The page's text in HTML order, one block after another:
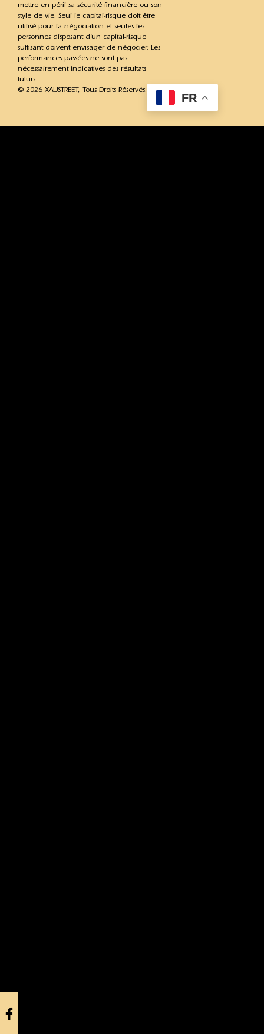
mettre en péril sa sécurité financière ou son
style de vie. Seul le capital-risque doit être
utilisé pour la négociation et seules les
personnes disposant d’un capital-risque
suffisant doivent envisager de négocier. Les
performances passées ne sont pas
nécessairement indicatives des résultats
futurs.
© 2026 XAUSTREET, Tous Droits Réservés.
FR